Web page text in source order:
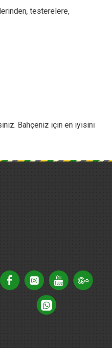
testerelere,
Bahçeniz için en iyisini